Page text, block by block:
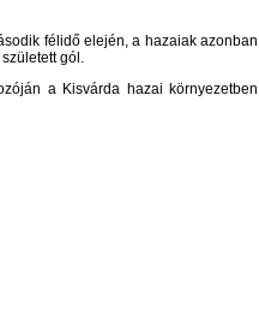
félidő elején, a hazaiak azonban
gól.
a Kisvárda hazai környezetben